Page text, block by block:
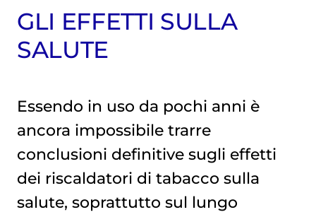
GLI EFFETTI SULLA
SALUTE
Essendo in uso da pochi anni è
ancora impossibile trarre
conclusioni definitive sugli effetti
dei riscaldatori di tabacco sulla
salute, soprattutto sul lungo